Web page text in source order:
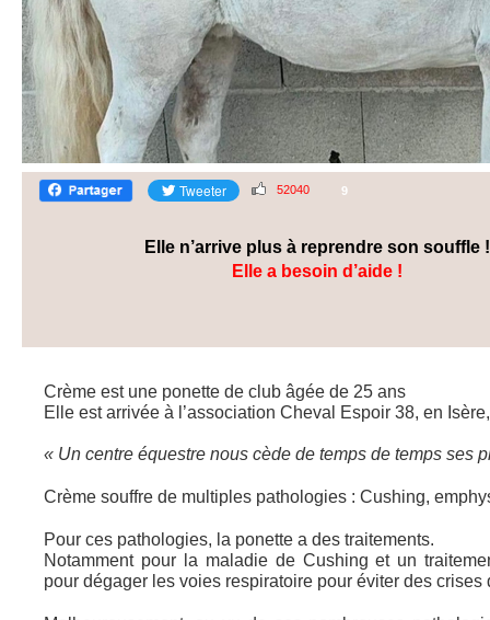
52040 9
Elle n’arrive plus à reprendre son souffle !
Elle a besoin d’aide !
Crème est une ponette de club âgée de 25 ans
Elle est arrivée à l’association Cheval Espoir 38, en
« Un centre équestre nous cède de temps de temps ses
Crème souffre de multiples pathologies : Cushing,
Pour ces pathologies, la ponette a des traitements.
Notamment pour la maladie de Cushing et un
pour dégager les voies respiratoire pour éviter des crises